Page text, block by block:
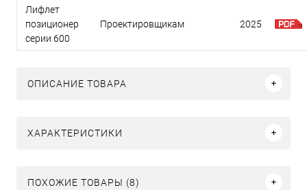
Лифлет
позиционер
серии 600
Проектировщикам 2025
ОПИСАНИЕ ТОВАРА
ХАРАКТЕРИСТИКИ
ПОХОЖИЕ ТОВАРЫ (8)